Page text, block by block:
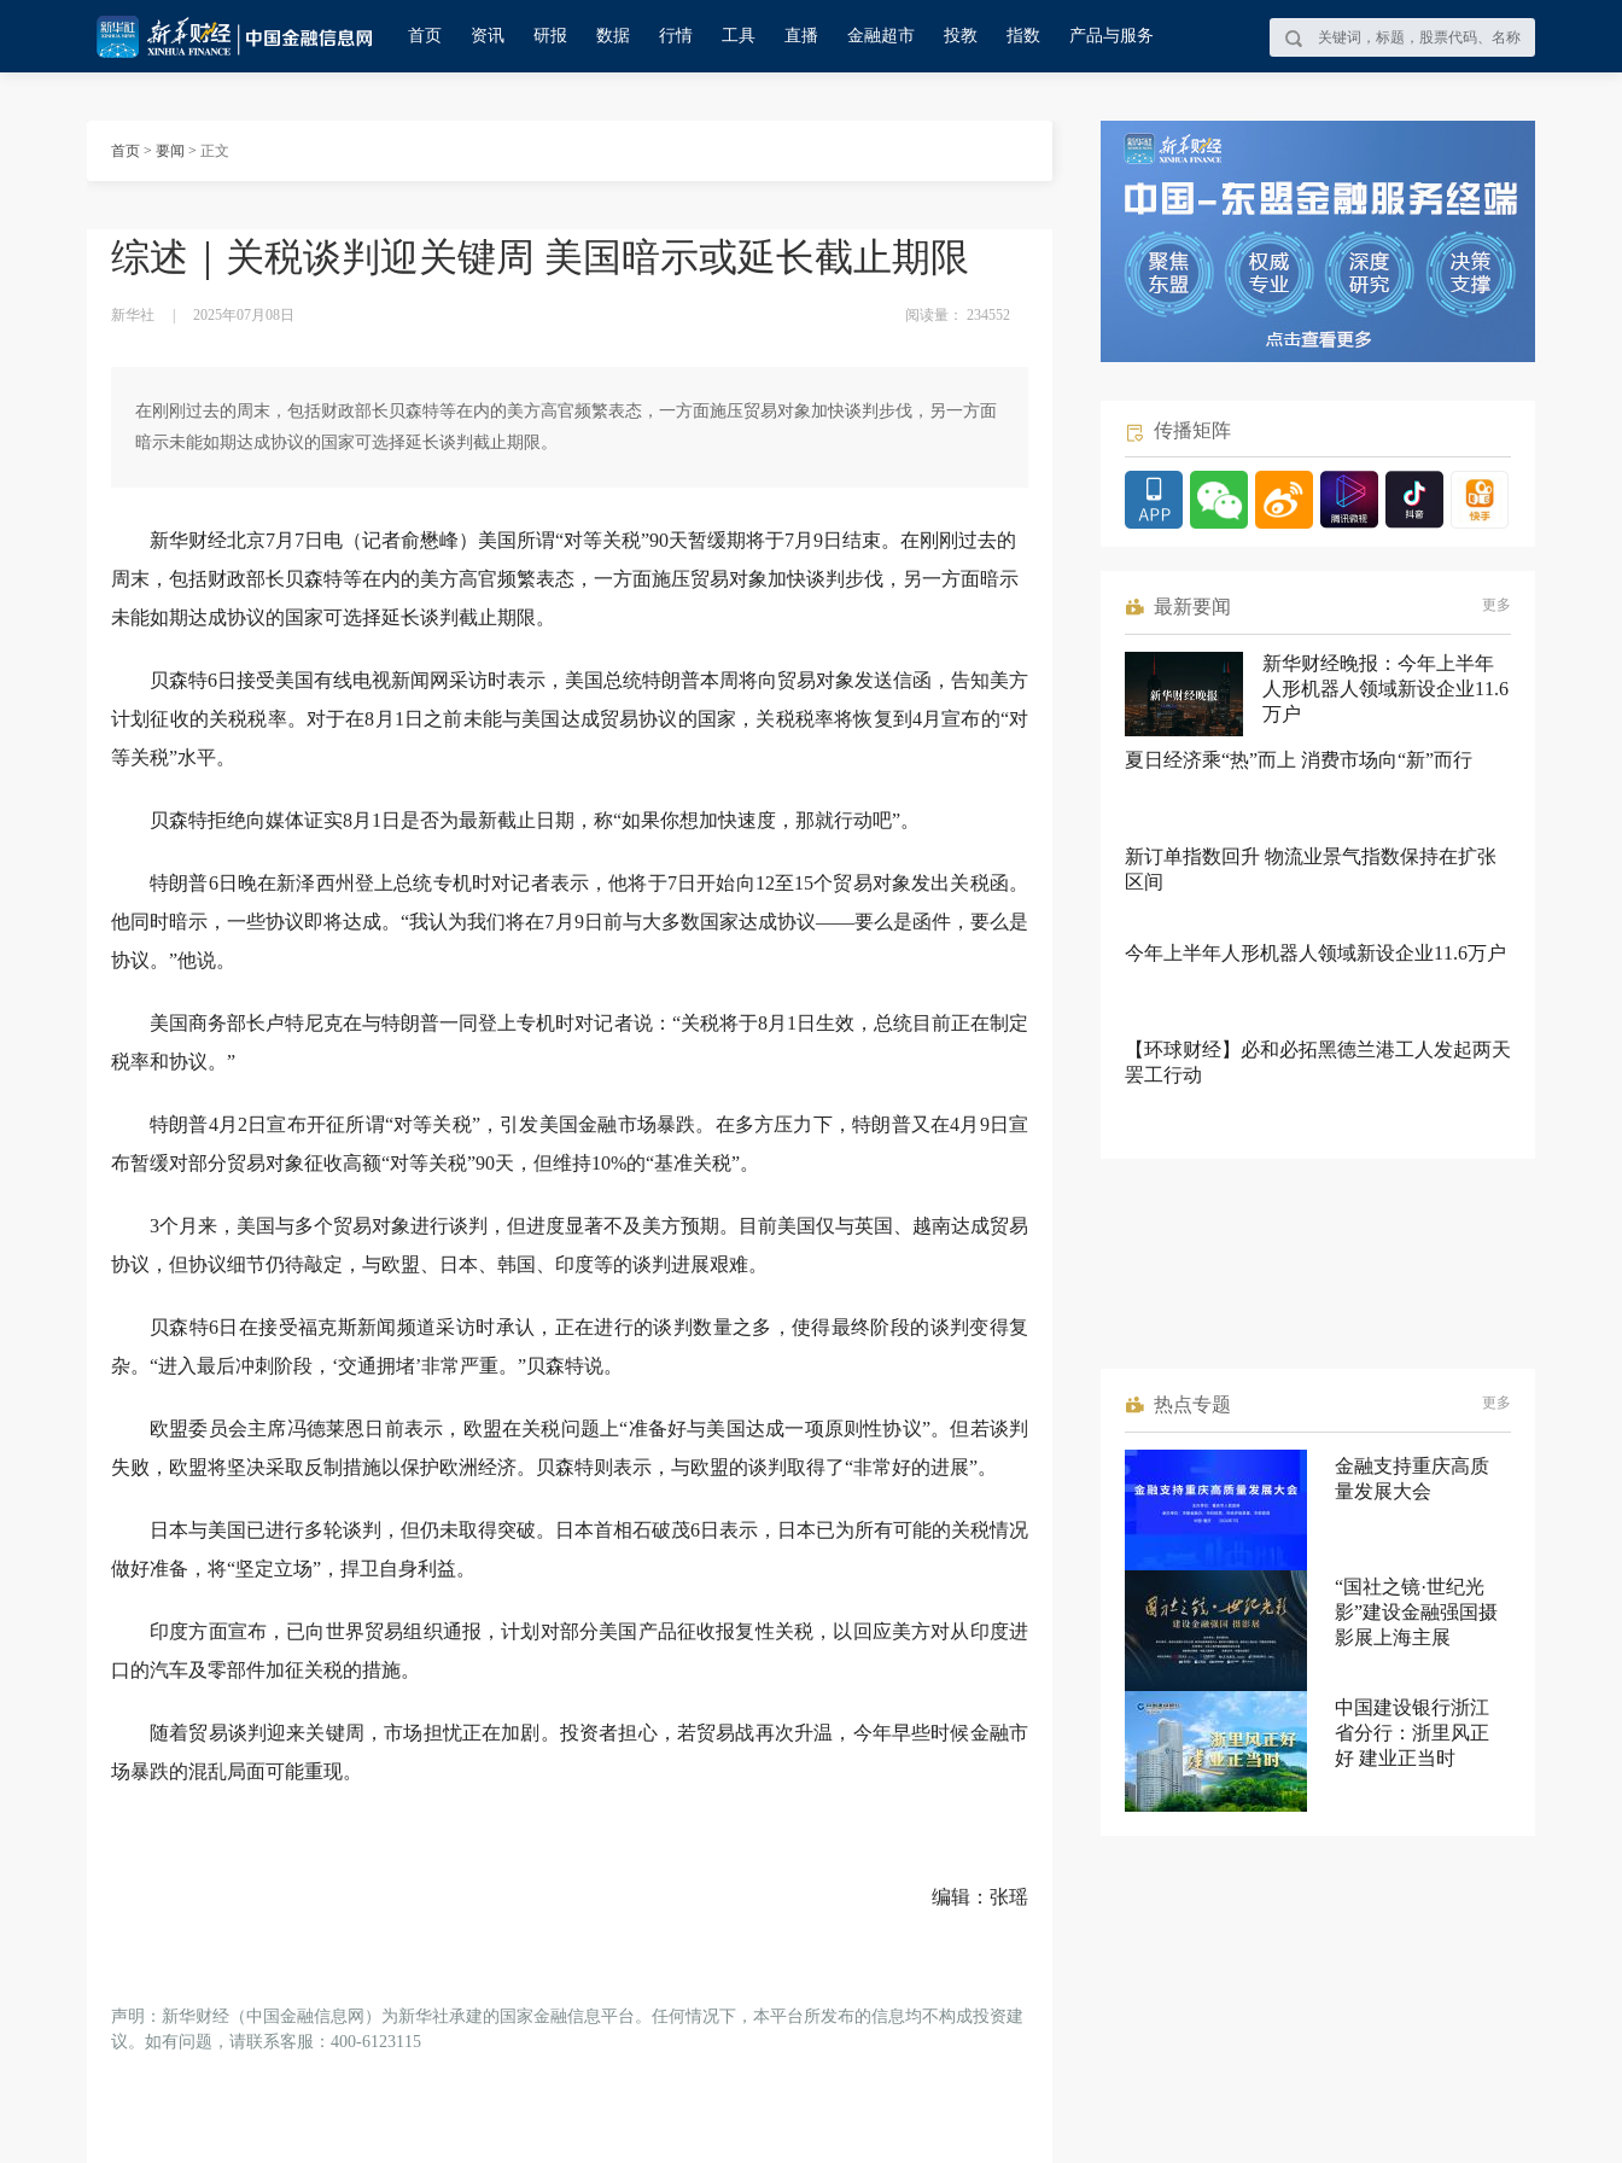
首页 资讯 研报 数据 行情 工具 直播 金融超市 投教 指数 产品与服务
首页 > 要闻 > 正文
综述｜关税谈判迎关键周 美国暗示或延长截止期限
新华社 2025年07月08日 阅读量： 234552
在刚刚过去的周末，包括财政部长贝森特等在内的美方高官频繁表态，一方面施压贸易对象加快谈判步伐，另一方面
暗示未能如期达成协议的国家可选择延长谈判截止期限。
新华财经北京7月7日电（记者俞懋峰）美国所谓“对等关税”90天暂缓期将于7月9日结束。在刚刚过去的
周末，包括财政部长贝森特等在内的美方高官频繁表态，一方面施压贸易对象加快谈判步伐，另一方面暗示
未能如期达成协议的国家可选择延长谈判截止期限。
贝森特6日接受美国有线电视新闻网采访时表示，美国总统特朗普本周将向贸易对象发送信函，告知美方
计划征收的关税税率。对于在8月1日之前未能与美国达成贸易协议的国家，关税税率将恢复到4月宣布的“对
等关税”水平。
贝森特拒绝向媒体证实8月1日是否为最新截止日期，称“如果你想加快速度，那就行动吧”。
特朗普6日晚在新泽西州登上总统专机时对记者表示，他将于7日开始向12至15个贸易对象发出关税函。
他同时暗示，一些协议即将达成。“我认为我们将在7月9日前与大多数国家达成协议——要么是函件，要么是
协议。”他说。
美国商务部长卢特尼克在与特朗普一同登上专机时对记者说：“关税将于8月1日生效，总统目前正在制定
税率和协议。”
特朗普4月2日宣布开征所谓“对等关税”，引发美国金融市场暴跌。在多方压力下，特朗普又在4月9日宣
布暂缓对部分贸易对象征收高额“对等关税”90天，但维持10%的“基准关税”。
3个月来，美国与多个贸易对象进行谈判，但进度显著不及美方预期。目前美国仅与英国、越南达成贸易
协议，但协议细节仍待敲定，与欧盟、日本、韩国、印度等的谈判进展艰难。
贝森特6日在接受福克斯新闻频道采访时承认，正在进行的谈判数量之多，使得最终阶段的谈判变得复
杂。“进入最后冲刺阶段，‘交通拥堵’非常严重。”贝森特说。
欧盟委员会主席冯德莱恩日前表示，欧盟在关税问题上“准备好与美国达成一项原则性协议”。但若谈判
失败，欧盟将坚决采取反制措施以保护欧洲经济。贝森特则表示，与欧盟的谈判取得了“非常好的进展”。
日本与美国已进行多轮谈判，但仍未取得突破。日本首相石破茂6日表示，日本已为所有可能的关税情况
做好准备，将“坚定立场”，捍卫自身利益。
印度方面宣布，已向世界贸易组织通报，计划对部分美国产品征收报复性关税，以回应美方对从印度进
口的汽车及零部件加征关税的措施。
随着贸易谈判迎来关键周，市场担忧正在加剧。投资者担心，若贸易战再次升温，今年早些时候金融市
场暴跌的混乱局面可能重现。
编辑：张瑶
声明：新华财经（中国金融信息网）为新华社承建的国家金融信息平台。任何情况下，本平台所发布的信息均不构成投资建
议。如有问题，请联系客服：400-6123115
传播矩阵
最新要闻 更多
新华财经晚报：今年上半年
人形机器人领域新设企业11.6
万户
夏日经济乘“热”而上 消费市场向“新”而行
新订单指数回升 物流业景气指数保持在扩张
区间
今年上半年人形机器人领域新设企业11.6万户
【环球财经】必和必拓黑德兰港工人发起两天
罢工行动
热点专题 更多
金融支持重庆高质
量发展大会
“国社之镜·世纪光
影”建设金融强国摄
影展上海主展
中国建设银行浙江
省分行：浙里风正
好 建业正当时